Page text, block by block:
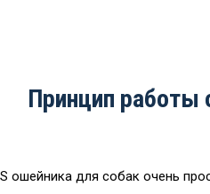
Принцип работы
ошейника для собак очень